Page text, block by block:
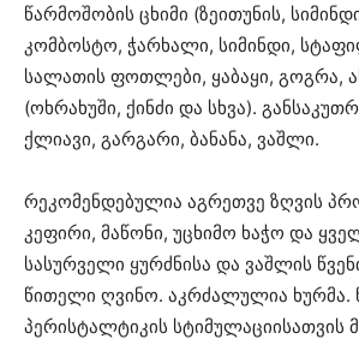
წარმოშობის ცხიმი (ზეითუნის,
კომბოსტო, ჭარხალი, სიმინდი,
სალათის ფოთლები, ყაბაყი, გოგრა,
(ოხრახუში, ქინძი და სხვა).
ქლიავი, გარგარი, ბანანა, ვაშლი.
რეკომენდებულია აგრეთვე ზღვის
კეფირი, მაწონი, უცხიმო ხაჭო და
სასურველი ყურძნისა და ვაშლის
წითელი ღვინო. აკრძალულია ხურმა.
პერისტალტიკის სტიმულაციისათვის